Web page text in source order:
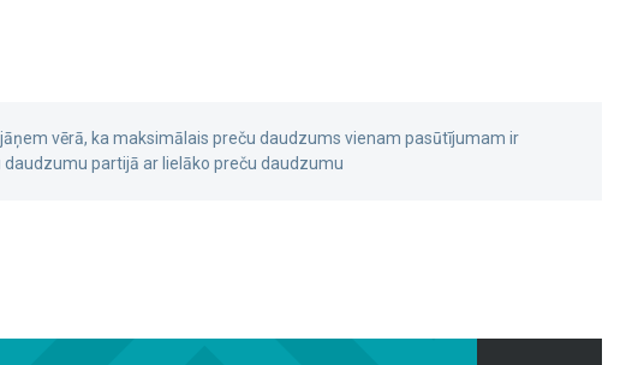
vērā, ka maksimālais preču daudzums vienam pasūtījumam ir
partijā ar lielāko preču daudzumu